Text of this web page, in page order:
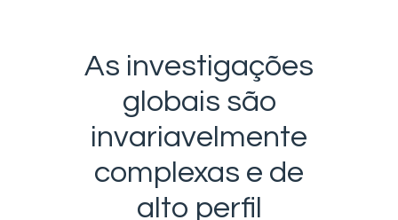
As investigações
globais são
invariavelmente
complexas e de
alto perfil